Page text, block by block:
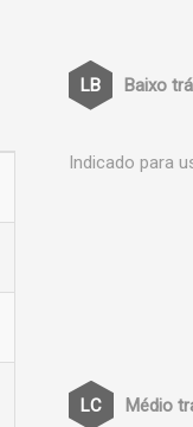
Baixo
Indicado para
Médio